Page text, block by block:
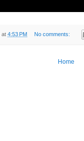
at 4:53 PM No comments:
Home